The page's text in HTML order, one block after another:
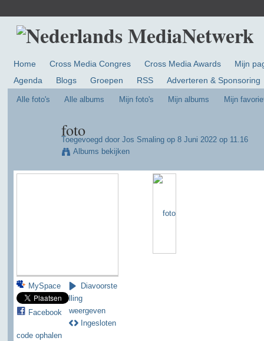
Home Cross Media Congres Cross Media Awards
Mijn
Agenda
Blogs Groepen RSS Adverteren & Sponsoring
Alle foto's Alle albums Mijn foto's Mijn albums Mijn
foto
Toegevoegd door Jos Smalingop 8 Juni 2022 op 11.16
Albums bekijken
MySpace
Facebook
Diavoorste
lling
weergeven
Ingesloten
code ophalen